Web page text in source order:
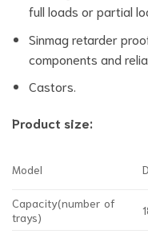
full loads or partial
Sinmag retarder
components and
Castors.
Product size:
Model
Capacity(number of
trays)